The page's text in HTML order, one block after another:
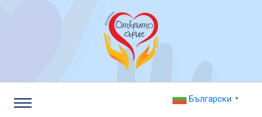
Български ▼